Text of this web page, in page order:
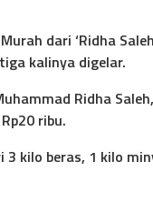
dari ‘Ridha
kalinya digelar.
Ridha
ribu.
kilo beras, 1 kilo